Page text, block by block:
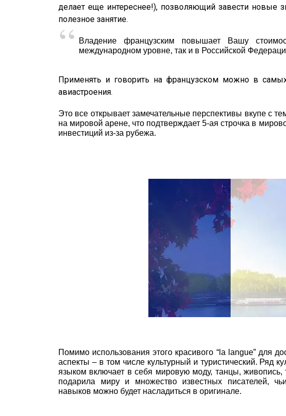
делает еще интереснее!), позволяющий завести новые
полезное занятие.
Владение французским повышает Вашу
международном уровне, так и в Российской
Применять и говорить на французском можно в
авиастроения.
Это все открывает замечательные перспективы вкупе с
на мировой арене, что подтверждает 5-ая строчка в
инвестиций из-за рубежа.
Помимо использования этого красивого “la langue” для
аспекты – в том числе культурный и туристический. Ряд
языком включает в себя мировую моду, танцы,
подарила миру и множество известных писателей,
навыков можно будет насладиться в оригинале.